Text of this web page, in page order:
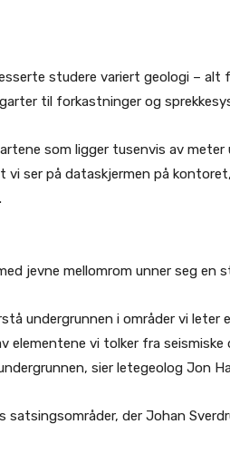
studere variert geologi – alt
til forkastninger og
som ligger tusenvis av
ser på dataskjermen på
jevne mellomrom unner seg en
undergrunnen i områder vi leter
elementene vi tolker fra
sier letegeolog Jon
der Johan